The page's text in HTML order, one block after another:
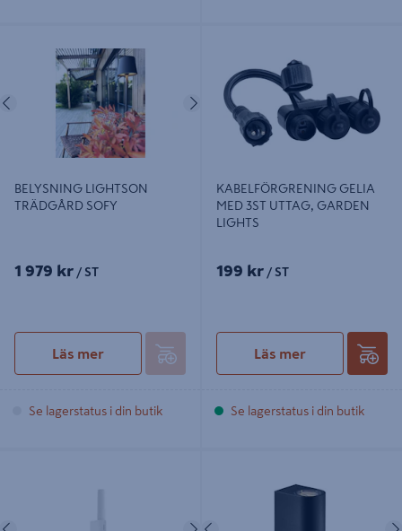
TRÄDGÅRD SOFY
Föregående Nästa
BELYSNING LIGHTSON
TRÄDGÅRD SOFY
1 979 kr / ST
Läs mer
Se lagerstatus i din butik
KABELFÖRGRENING GELIA
MED 3ST UTTAG, GARDEN
LIGHTS
199 kr / ST
Läs mer
Se lagerstatus i din butik
Nästa